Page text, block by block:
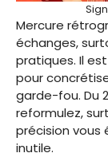
Mercure
échanges,
pratiques. Il
pour
garde-fou. Du
reformulez,
précision vous
inutile.